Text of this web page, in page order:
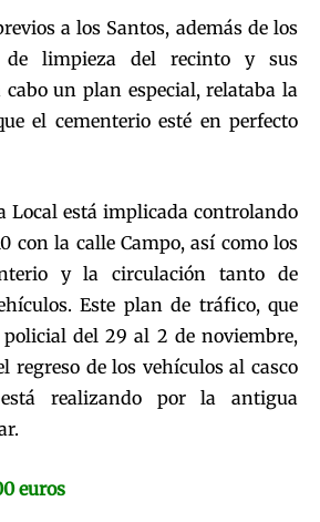
a los Santos, además de los
de limpieza del recinto y sus
cabo un plan especial, relataba la
el cementerio esté en perfecto
Local está implicada controlando
con la calle Campo, así como los
y la circulación tanto de
Este plan de tráfico, que
del 29 al 2 de noviembre,
regreso de los vehículos al casco
realizando por la antigua
euros